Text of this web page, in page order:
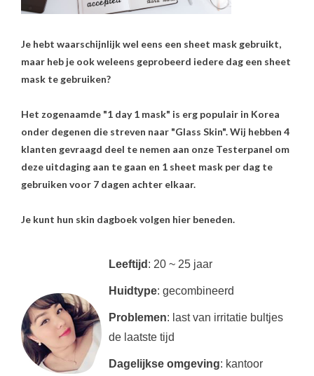
Je hebt waarschijnlijk wel eens een sheet mask gebruikt,
maar heb je ook weleens geprobeerd iedere dag een sheet
mask te gebruiken?
Het zogenaamde "1 day 1 mask" is erg populair in Korea
onder degenen die streven naar "Glass Skin". Wij hebben 4
klanten gevraagd deel te nemen aan onze Testerpanel om
deze uitdaging aan te gaan en 1 sheet mask per dag te
gebruiken voor 7 dagen achter elkaar.
Je kunt hun skin dagboek volgen hier beneden.
Leeftijd : 20 ~ 25 jaar
Huidtype: gecombineerd
Problemen: last van irritatie bultjes
de laatste tijd
Dagelijkse omgeving: kantoor